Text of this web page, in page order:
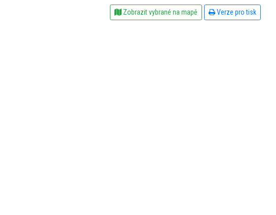
Zobrazit vybrané na mapě Verze pro tisk